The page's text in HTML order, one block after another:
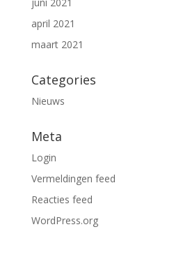
april 2021
maart 2021
Categories
Nieuws
Meta
Login
Vermeldingen feed
Reacties feed
WordPress.org